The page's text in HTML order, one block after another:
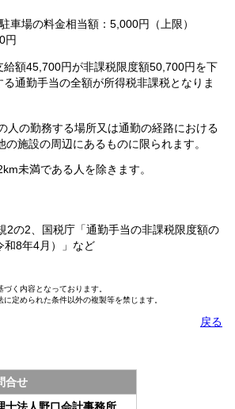
場の料金相当額：5,000円（上限）
給額45,700円が非課税限度額50,700円を下
通勤手当の全額が所得税非課税となりま
人の勤務する場所又は通勤の経路における
の施設の周辺にあるものに限られます。
未満である人を除きます。
2の2、国税庁「通勤手当の非課税限度額の
和8年4月）」など
く内容となっております。
定められた条件以外の複製等を禁じます。
戻る
合せ
士法人野口会計事務所